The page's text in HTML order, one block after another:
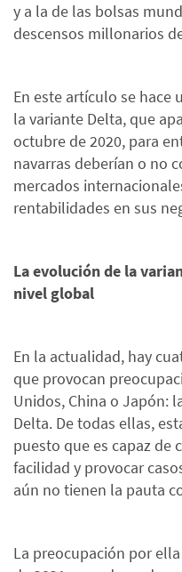
y a la de las bolsas
descensos millonarios
En este artículo se hace
la variante Delta, que
octubre de 2020, para
navarras deberían o no
mercados
rentabilidades en sus
La evolución de la
nivel global
En la actualidad, hay
que provocan
Unidos, China o Japón:
Delta. De todas ellas,
puesto que es capaz de
facilidad y provocar
aún no tienen la pauta
La preocupación por